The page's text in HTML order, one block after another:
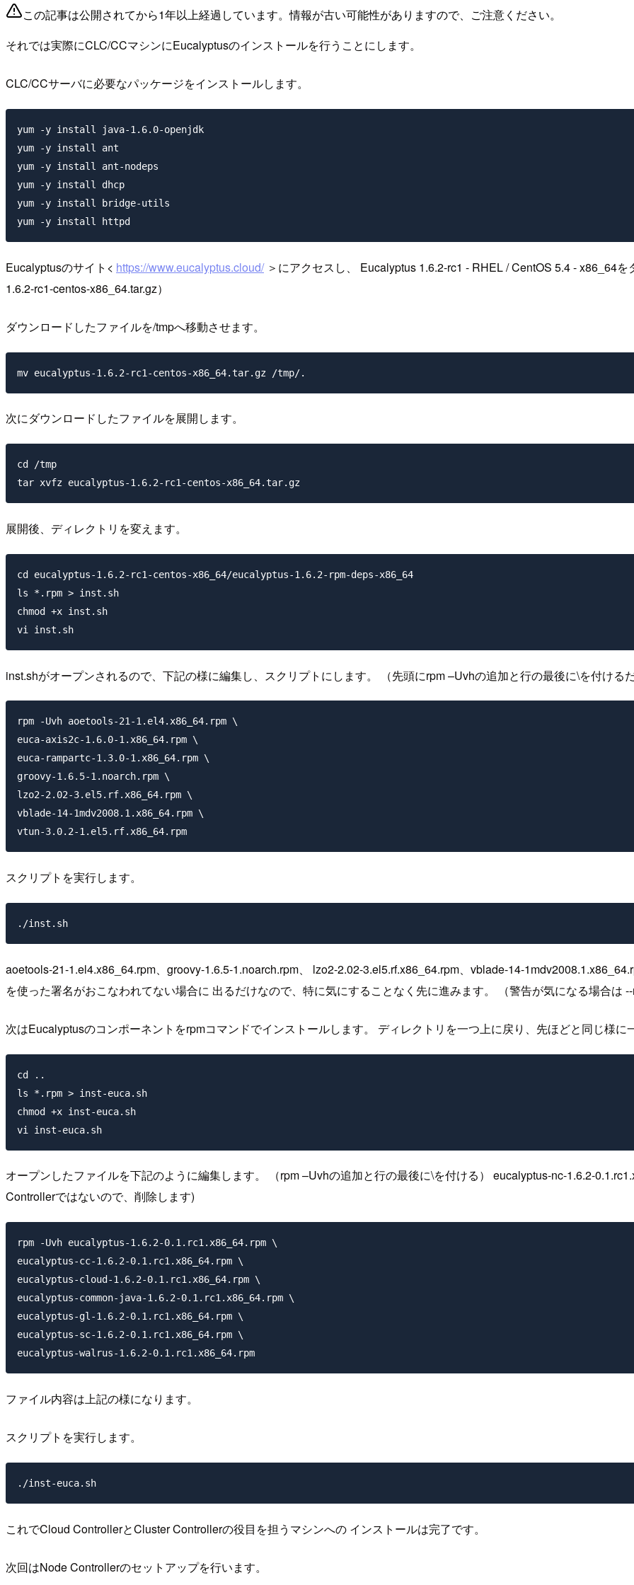
この記事は公開されてから1年以上経過しています。情報が古い可能性がありますので、ご注意ください。
それでは実際にCLC/CCマシンにEucalyptusのインストールを行うことにします。
CLC/CCサーバに必要なパッケージをインストールします。
yum -y install java-1.6.0-openjdk
yum -y install ant
yum -y install ant-nodeps
yum -y install dhcp
yum -y install bridge-utils
Eucalyptusのサイト< https://www.eucalyptus.cloud/＞にアクセスし、 Eucalyptus 1.6.2-rc1 - RHEL / CentOS 5.4 - x86_64
1.6.2-rc1-centos-x86_64.tar.gz）
ダウンロードしたファイルを/tmpへ移動させます。
次にダウンロードしたファイルを展開します。
cd /tmp
展開後、ディレクトリを変えます。
cd eucalyptus-1.6.2-rc1-centos-x86_64/eucalyptus-1.6.2-rpm-deps-x86_64
ls *.rpm > inst.sh
chmod +x inst.sh
inst.shがオープンされるので、下記の様に編集し、スクリプトにします。 （先頭にrpm –Uvhの追加と行の最後に\を付ける
rpm -Uvh aoetools-21-1.el4.x86_64.rpm \
euca-axis2c-1.6.0-1.x86_64.rpm \
euca-rampartc-1.3.0-1.x86_64.rpm \
groovy-1.6.5-1.noarch.rpm \
lzo2-2.02-3.el5.rf.x86_64.rpm \
vblade-14-1mdv2008.1.x86_64.rpm \
スクリプトを実行します。
aoetools-21-1.el4.x86_64.rpm、groovy-1.6.5-1.noarch.rpm、 lzo2-2.02-3.el5.rf.x86_64.rpm、vblade-14-
を使った署名がおこなわれてない場合に 出るだけなので、特に気にすることなく先に進みます。 （警告が気になる場合は
次はEucalyptusのコンポーネントをrpmコマンドでインストールします。 ディレクトリを一つ上に戻り、先ほどと同じ様
cd ..
ls *.rpm > inst-euca.sh
chmod +x inst-euca.sh
オープンしたファイルを下記のように編集します。 （rpm –Uvhの追加と行の最後に\を付ける） eucalyptus-nc-1.6.2-
Controllerではないので、削除します)
rpm -Uvh eucalyptus-1.6.2-0.1.rc1.x86_64.rpm \
eucalyptus-cc-1.6.2-0.1.rc1.x86_64.rpm \
eucalyptus-cloud-1.6.2-0.1.rc1.x86_64.rpm \
eucalyptus-common-java-1.6.2-0.1.rc1.x86_64.rpm \
eucalyptus-gl-1.6.2-0.1.rc1.x86_64.rpm \
eucalyptus-sc-1.6.2-0.1.rc1.x86_64.rpm \
ファイル内容は上記の様になります。
スクリプトを実行します。
これでCloud ControllerとCluster Controllerの役目を担うマシンへの インストールは完了です。
次回はNode Controllerのセットアップを行います。